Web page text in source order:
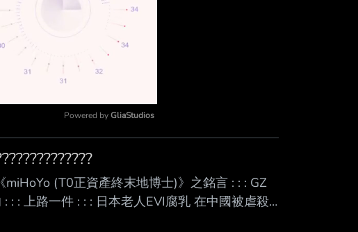
Powered by GliaStudios
(T0正資產終末地博士)》之銘言 : : : GZ
: : 上路一件 : : : 日本老人EVI腐乳 在中國被虐殺 :
JimieN : : : 憋笑 : : : AD Shunn : : : CFO前太子